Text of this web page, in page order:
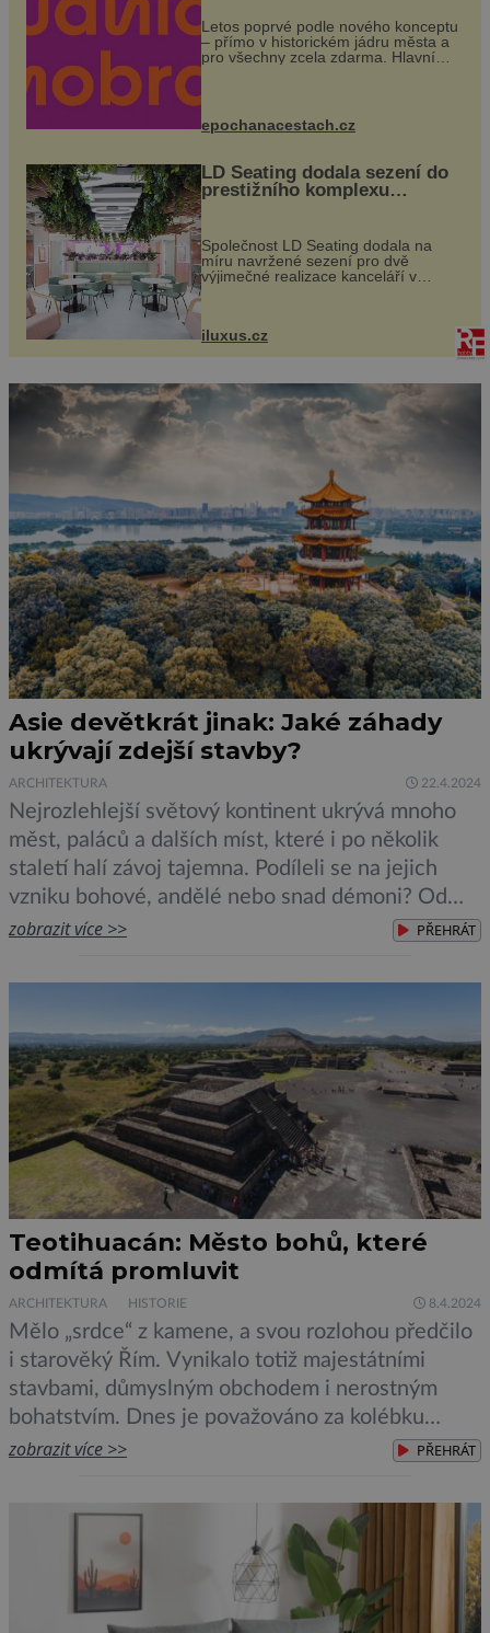
Letos poprvé podle nového konceptu
– přímo v historickém jádru města a
pro všechny zcela zdarma. Hlavní
epochanacestach.cz
LD Seating dodala sezení do
prestižního komplexu
Společnost LD Seating dodala na
míru navržené sezení pro dvě
výjimečné realizace kanceláří v
budov Media...
iluxus.cz
Asie devětkrát jinak: Jaké záhady
ukrývají zdejší stavby?
ARCHITEKTURA 22.4.2024
Nejrozlehlejší světový kontinent ukrývá mnoho
měst, paláců a dalších míst, které i po několik
staletí halí závoj tajemna. Podíleli se na jejich
vzniku bohové, andělé nebo snad démoni? Od
chvíle, kdy byla na dálném východě založena říše,
civilizacím historie uplynulo již mnoho let.
zobrazit více >> PŘEHRÁT
Teotihuacán: Město bohů, které
odmítá promluvit
ARCHITEKTURA HISTORIE 8.4.2024
Mělo „srdce“ z kamene, a svou rozlohou předčilo
i starověký Řím. Vynikalo totiž majestátními
stavbami, důmyslným obchodem i nerostným
bohatstvím. Dnes je považováno za kolébku
dávné moudrosti, která však na své rozluštění
období sídlila, totiž představuje pro archeology a
vědce těžší oříšek než Mayové. Její jazyk nám […]
zobrazit více >> PŘEHRÁT